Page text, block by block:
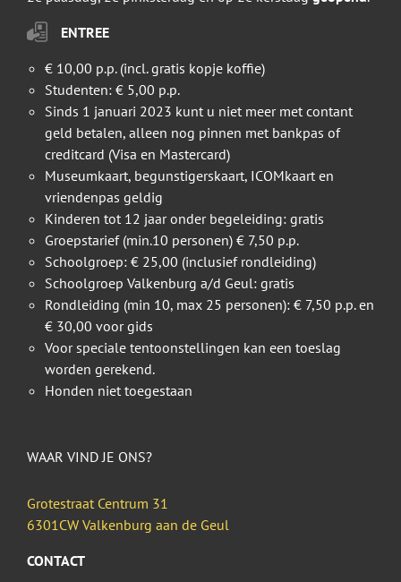
ENTREE
€ 10,00 p.p. (incl. gratis kopje koffie)
Studenten: € 5,00 p.p.
Sinds 1 januari 2023 kunt u niet meer met contant
geld betalen, alleen nog pinnen met bankpas of
creditcard (Visa en Mastercard)
Museumkaart, begunstigerskaart, ICOMkaart en
vriendenpas geldig
Kinderen tot 12 jaar onder begeleiding: gratis
Groepstarief (min.10 personen) € 7,50 p.p.
Schoolgroep: € 25,00 (inclusief rondleiding)
Schoolgroep Valkenburg a/d Geul: gratis
Rondleiding (min 10, max 25 personen): € 7,50 p.p. en
€ 30,00 voor gids
Voor speciale tentoonstellingen kan een toeslag
worden gerekend.
Honden niet toegestaan
WAAR VIND JE ONS?
Grotestraat Centrum 31
6301CW Valkenburg aan de Geul
CONTACT